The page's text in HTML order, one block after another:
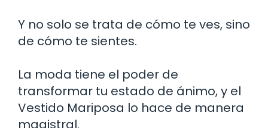
Y no solo se trata de cómo te ves, sino
de cómo te sientes.
La moda tiene el poder de
transformar tu estado de ánimo, y el
Vestido Mariposa lo hace de manera
magistral.